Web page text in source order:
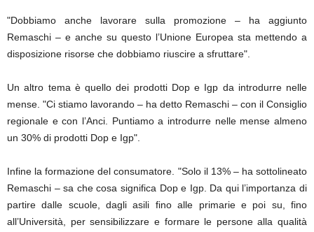
"Dobbiamo anche lavorare sulla promozione – ha aggiunto
Remaschi – e anche su questo l’Unione Europea sta mettendo a
disposizione risorse che dobbiamo riuscire a sfruttare".
Un altro tema è quello dei prodotti Dop e Igp da introdurre nelle
mense. "Ci stiamo lavorando – ha detto Remaschi – con il Consiglio
regionale e con l’Anci. Puntiamo a introdurre nelle mense almeno
un 30% di prodotti Dop e Igp".
Infine la formazione del consumatore. "Solo il 13% – ha sottolineato
Remaschi – sa che cosa significa Dop e Igp. Da qui l’importanza di
partire dalle scuole, dagli asili fino alle primarie e poi su, fino
all’Università, per sensibilizzare e formare le persone alla qualità